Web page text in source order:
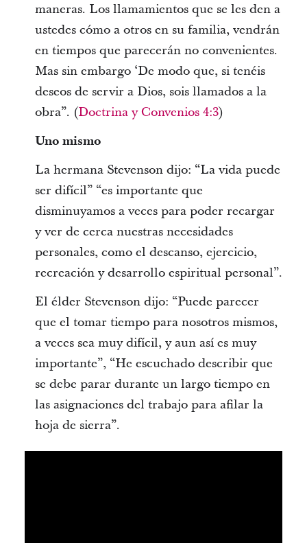
maneras. Los llamamientos que se les den a
ustedes cómo a otros en su familia, vendrán
en tiempos que parecerán no convenientes.
Mas sin embargo ‘De modo que, si tenéis
deseos de servir a Dios, sois llamados a la
obra”. (Doctrina y Convenios 4:3)
Uno mismo
La hermana Stevenson dijo: “La vida puede
ser difícil” “es importante que
disminuyamos a veces para poder recargar
y ver de cerca nuestras necesidades
personales, como el descanso, ejercicio,
recreación y desarrollo espiritual personal”.
El élder Stevenson dijo: “Puede parecer
que el tomar tiempo para nosotros mismos,
a veces sea muy difícil, y aun así es muy
importante”, “He escuchado describir que
se debe parar durante un largo tiempo en
las asignaciones del trabajo para afilar la
hoja de sierra”.